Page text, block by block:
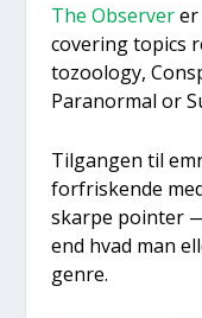
The Obser­verer
cove­ring topi­cs
tozoo­lo­gy,
Para­nor­mal or
Til­gan­gen til
for­fri­sken­de
skar­pe poin­ter
end hvad man
gen­re.